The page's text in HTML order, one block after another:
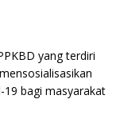
yang terdiri
19 bagi masyarakat